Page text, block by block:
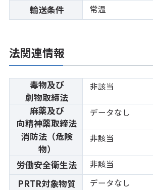
輸送条件 常温
法関連情報
毒物及び
劇物取締法
非該当
麻薬及び
向精神薬取締法
データなし
消防法（危険
物）
非該当
労働安全衛生法 非該当
PRTR対象物質 データなし